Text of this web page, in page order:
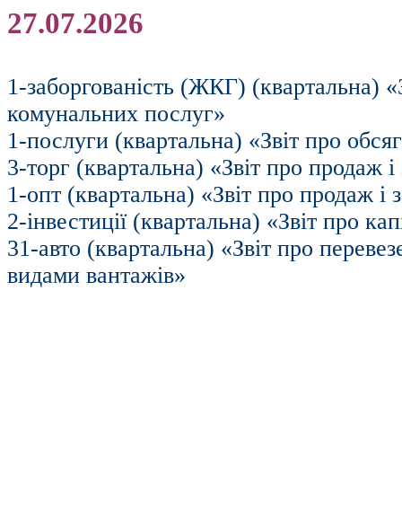
27.07.2026
1-заборгованість (ЖКГ) (квартальна)
комунальних послуг»
1-послуги (квартальна) «Звіт про
3-торг (квартальна) «Звіт про продаж
1-опт (квартальна) «Звіт про продаж і
2-інвестиції (квартальна) «Звіт про
31-авто (квартальна) «Звіт про
видами вантажів»